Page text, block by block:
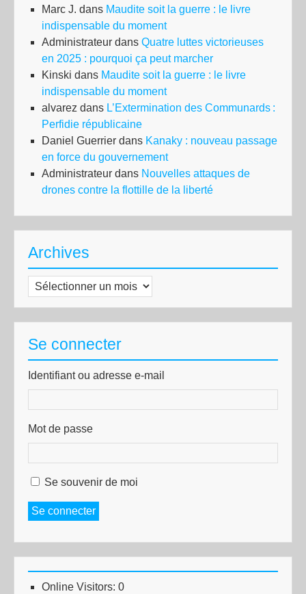
Marc J. dans Maudite soit la guerre : le livre
indispensable du moment
Administrateur dans Quatre luttes victorieuses
en 2025 : pourquoi ça peut marcher
Kinski dans Maudite soit la guerre : le livre
indispensable du moment
alvarez dans L’Extermination des Communards :
Perfidie républicaine
Daniel Guerrier dans Kanaky : nouveau passage
en force du gouvernement
Administrateur dans Nouvelles attaques de
drones contre la flottille de la liberté
Archives
Archives
Se connecter
Identifiant ou adresse e-mail
Mot de passe
Se souvenir de moi
Se connecter
Online Visitors: 0